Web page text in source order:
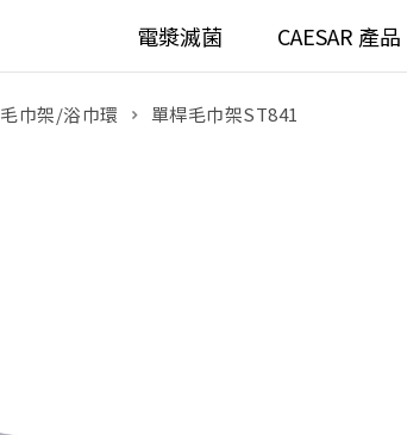
電漿滅菌 CAESAR 產品
毛巾架/浴巾環 單桿毛巾架ST841